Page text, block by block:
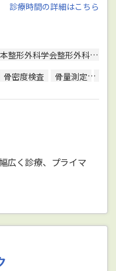
診療時間の詳細はこちら
整形外科学会整形外科専門医
骨密度検査 骨量測定
広く診療、プライマ